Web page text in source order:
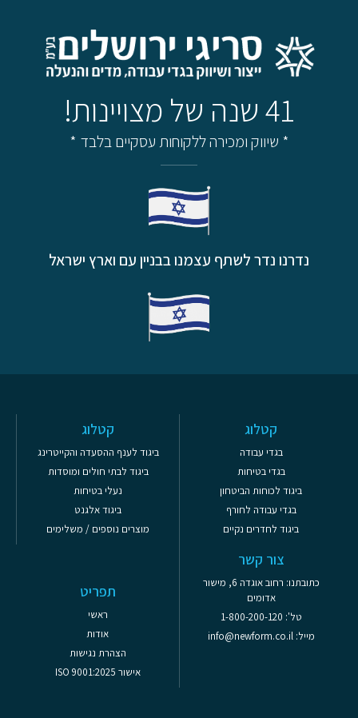
41 שנה של מצויינות!
* שיווק ומכירה ללקוחות עסקיים בלבד *
נדרנו נדר לשתף עצמנו בבניין עם וארץ ישראל
קטלוג
בגדי עבודה
בגדי בטיחות
ביגוד לכוחות הביטחון
בגדי עבודה לחורף
ביגוד לחדרים נקיים
קטלוג
ביגוד לענף ההסעדה והקייטרינג
ביגוד לבתי חולים ומוסדות
נעלי בטיחות
ביגוד אלגנט
מוצרים נוספים / משלימים
צור קשר
כתובתנו: רחוב אוגדה 6, מישור
אדומים
טל': 1-800-200-120
מייל: info@newform.co.il
תפריט
ראשי
אודות
הצהרת נגישות
אישור ISO 9001:2025